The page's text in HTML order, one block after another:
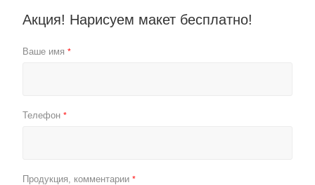
Акция! Нарисуем макет бесплатно!
Ваше имя *
Телефон *
Продукция, комментарии *